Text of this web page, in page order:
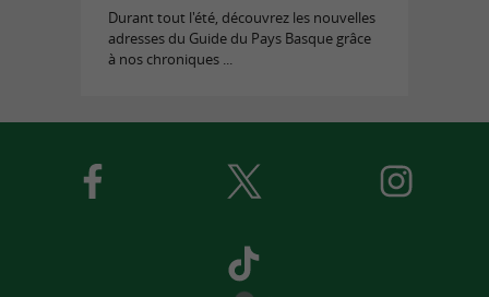
Durant tout l'été, découvrez les nouvelles
adresses du Guide du Pays Basque grâce
à nos chroniques ...